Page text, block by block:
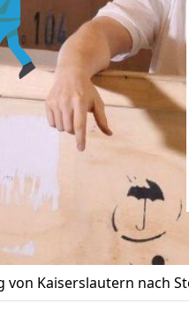
von Kaiserslautern nach